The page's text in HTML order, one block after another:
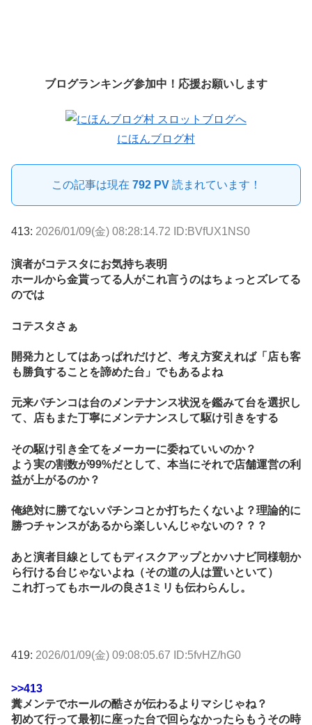
ブログランキング参加中！応援お願いします
にほんブログ村
この記事は現在 792 PV読まれています！
413: 2026/01/09(金) 08:28:14.72 ID:BVfUX1NS0
演者がコテスタにお気持ち表明
ホールから金貰ってる人がこれ言うのはちょっとズレてる
のでは
コテスタさぁ
開発力としてはあっぱれだけど、考え方変えれば「店も客
も勝負することを諦めた台」でもあるよね
元来パチンコは台のメンテナンス状況を鑑みて台を選択し
て、店もまた丁寧にメンテナンスして駆け引きをする
その駆け引き全てをメーカーに委ねていいのか？
よう実の割数が99%だとして、本当にそれで店舗運営の利
益が上がるのか？
俺絶対に勝てないパチンコとか打ちたくないよ？理論的に
勝つチャンスがあるから楽しいんじゃないの？？？
あと演者目線としてもディスクアップとかハナビ同様朝か
ら行ける台じゃないよね（その道の人は置いといて）
これ打ってもホールの良さ1ミリも伝わらんし。
419: 2026/01/09(金) 09:08:05.67 ID:5fvHZ/hG0
>>413
糞メンテでホールの酷さが伝わるよりマシじゃね？
初めて行って最初に座った台で回らなかったらもうその時